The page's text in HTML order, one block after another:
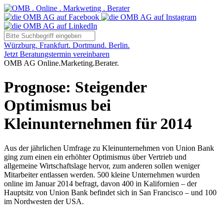
Würzburg. Frankfurt. Dortmund. Berlin.
Jetzt Beratungstermin vereinbaren
OMB AG Online.Marketing.Berater.
Prognose: Steigender
Optimismus bei
Kleinunternehmen für 2014
Aus der jährlichen Umfrage zu Kleinunternehmen von Union Bank
ging zum einen ein erhöhter Optimismus über Vertrieb und
allgemeine Wirtschaftslage hervor, zum anderen sollen weniger
Mitarbeiter entlassen werden. 500 kleine Unternehmen wurden
online im Januar 2014 befragt, davon 400 in Kalifornien – der
Hauptsitz von Union Bank befindet sich in San Francisco – und 100
im Nordwesten der USA.